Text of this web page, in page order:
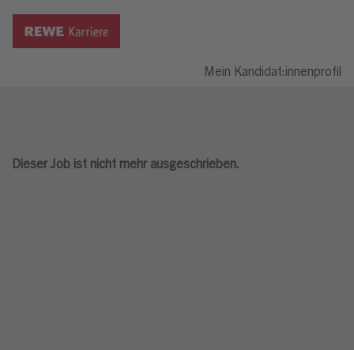
Mein Kandidat:innenprofil
Dieser Job ist nicht mehr ausgeschrieben.